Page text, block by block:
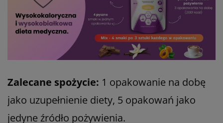
Zalecane spożycie: 1 opakowanie na dobę
jako uzupełnienie diety, 5 opakowań jako
jedyne źródło pożywienia.